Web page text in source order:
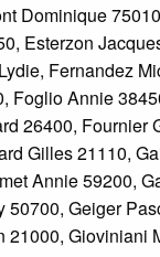
Dominique
Esterzon
Fernandez
Foglio Annie
26400,
Gilles 21110,
Annie 59200,
50700, Geiger
21000,